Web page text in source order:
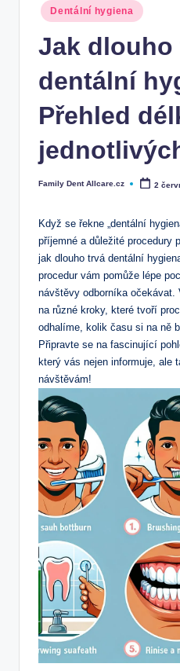
Posted
in
Dentální hygiena
Jak dlouho
dentální
Přehled
Posted
Family Dent Allcare.cz 2
Když se řekne „dentální
příjemné a důležité procedury
jak dlouho trvá dentální
procedur vám pomůže lépe
návštěvy odborníka
na různé kroky, které tvoří
odhalíme, kolik času si na ně
Připravte se na fascinující
který vás nejen informuje, ale
návštěvám!